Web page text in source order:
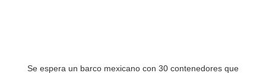
Se espera un barco mexicano con 30 contenedores que